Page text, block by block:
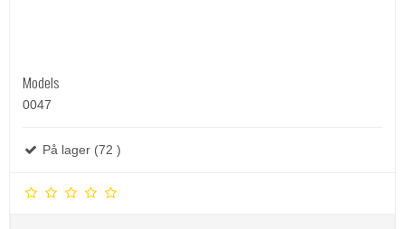
Models
0047
På lager (72 )